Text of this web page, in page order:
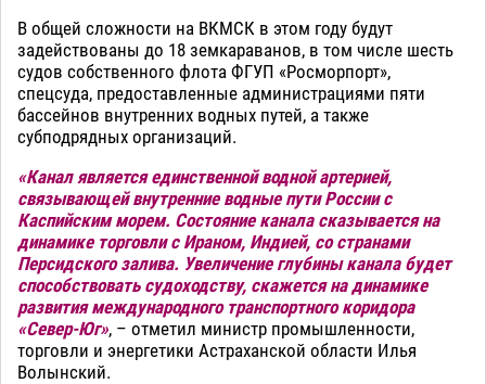
В общей сложности на ВКМСК в этом году будут
задействованы до 18 земкараванов, в том числе шесть
судов собственного флота ФГУП «Росморпорт»,
спецсуда, предоставленные администрациями пяти
бассейнов внутренних водных путей, а также
субподрядных организаций.
«Канал является единственной водной артерией,
связывающей внутренние водные пути России с
Каспийским морем. Состояние канала сказывается на
динамике торговли с Ираном, Индией, со странами
Персидского залива. Увеличение глубины канала будет
способствовать судоходству, скажется на динамике
развития международного транспортного коридора
«Север-Юг», – отметил министр промышленности,
торговли и энергетики Астраханской области Илья
Волынский.